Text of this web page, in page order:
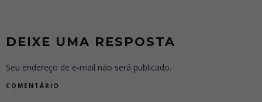
DEIXE UMA RESPOSTA
Seu endereço de e-mail não será publicado.
COMENTÁRIO